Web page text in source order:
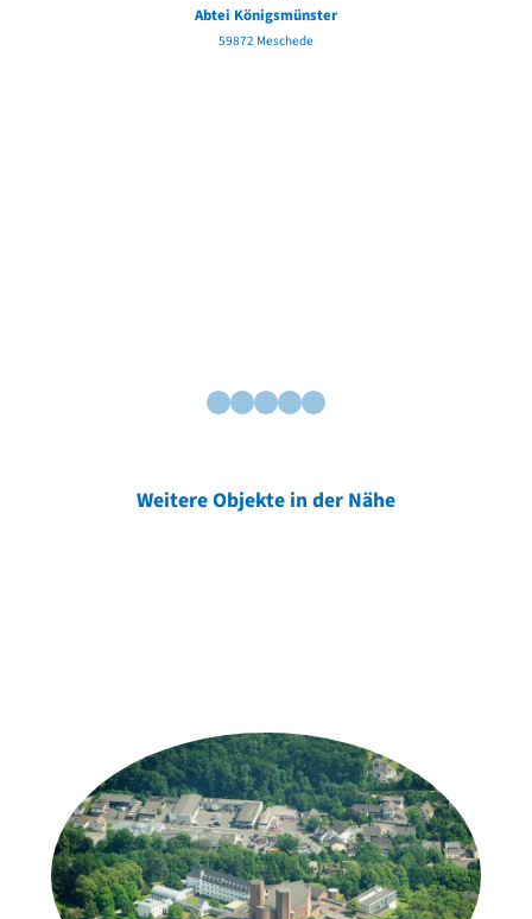
Abtei Königsmünster
59872 Meschede
Weitere Objekte in der Nähe